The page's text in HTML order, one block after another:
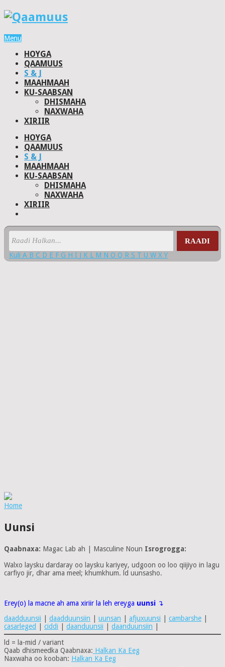
Menu
HOYGA
QAAMUUS
S & J
MAAHMAAH
KU-SAABSAN
DHISMAHA
NAXWAHA
XIRIIR
HOYGA
QAAMUUS
S & J
MAAHMAAH
KU-SAABSAN
DHISMAHA
NAXWAHA
XIRIIR
RAADI
Kuli A B C D E F G H I J K L M N O Q R S T U W X Y
Home
Uunsi
Qaabnaxa: Magac Lab ah | Masculine Noun Isrogrogga:
Walxo laysku dardaray oo laysku kariyey, udgoon oo loo qiijiyo in lagu
carfiyo jir, dhar ama meel; khumkhum. ld uunsasho.
Erey(o) la macne ah ama xiriir la leh ereyga uunsi ↴
daadduunsii
daadduunsiin uunsan afjuxuunsi cambarshe
casarleged
ciddi daanduunsii daanduunsiin
ld = la-mid / variant
Qaab dhismeedka Qaabnaxa: Halkan Ka Eeg
Naxwaha oo kooban: Halkan Ka Eeg